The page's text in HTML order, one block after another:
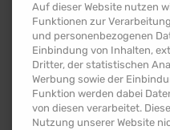
Pokallauf (10
Finisher-Medaille
4-km-Lauf:7
Kinder- &
kostenlos!
Auf dieser Website nutzen
Funktionen zur
und personenbezogenen
Einbindung von Inhalten,
Dritter, der statistischen
Werbung sowie der
Funktion werden dabei
von diesen verarbeitet.
Nutzung unserer Website